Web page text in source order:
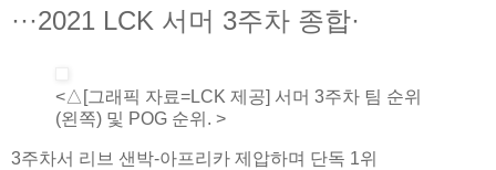
···2021 LCK 서머 3주차 종합·
<△[그래픽 자료=LCK 제공] 서머 3주차 팀 순위
(왼쪽) 및 POG 순위. >
3주차서 리브 샌박-아프리카 제압하며 단독 1위